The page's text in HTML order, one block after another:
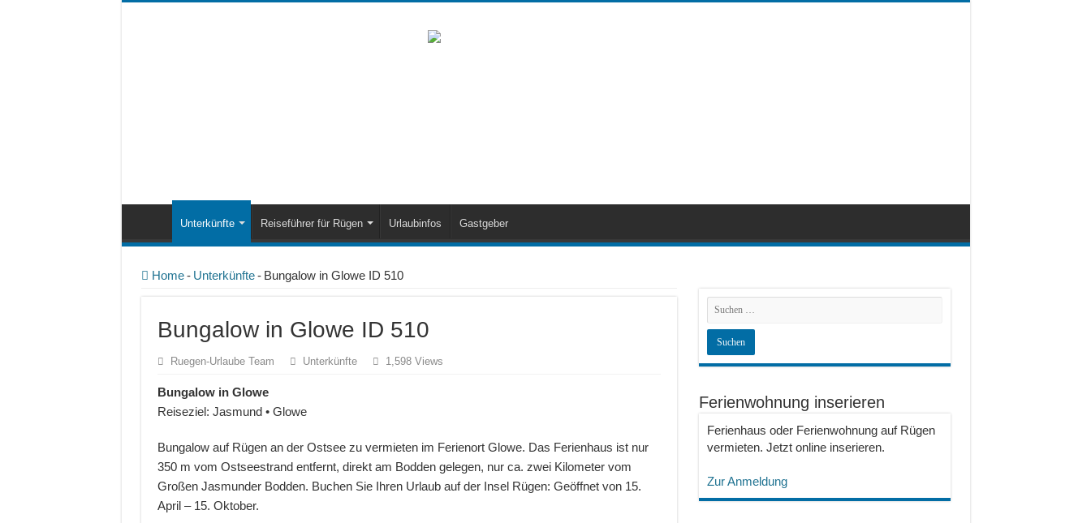
Unterkünfte Reiseführer für Rügen Urlaubinfos Gastgeber
Home - Unterkünfte - Bungalow in Glowe ID 510
Bungalow in Glowe ID 510
Ruegen-Urlaube Team Unterkünfte 1,598 Views
Bungalow in Glowe
Reiseziel: Jasmund • Glowe
Bungalow auf Rügen an der Ostsee zu vermieten im Ferienort Glowe. Das Ferienhaus ist nur
350 m vom Ostseestrand entfernt, direkt am Bodden gelegen, nur ca. zwei Kilometer vom
Großen Jasmunder Bodden. Buchen Sie Ihren Urlaub auf der Insel Rügen: Geöffnet von 15.
April – 15. Oktober.
Ferienwohnung inserieren
Ferienhaus oder Ferienwohnung auf Rügen
vermieten. Jetzt online inserieren.
Zur Anmeldung